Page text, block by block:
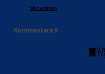
siteadmin
Kommentare0
-